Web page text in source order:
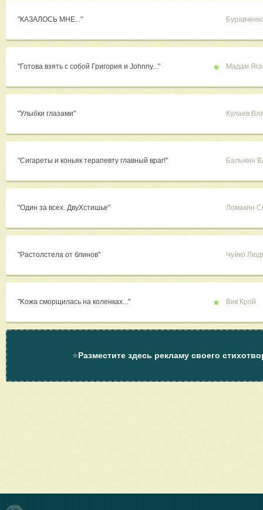
"КАЗАЛОСЬ МНЕ..."
"Готова взять с собой Григория и Johnny..." Мадам Яга
"Улыбки глазами" Кулаев
"Сигареты и коньяк терапевту главный враг!" Балыкин
"Один за всех. ДвуХстишье" Ломакин
"Растолстела от блинов" Чуйко
"Koжа сморщилась на коленках..." Вик Крой
⭐Разместите здесь рекламу своего